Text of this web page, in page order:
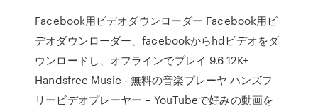
Facebook用ビデオダウンローダー Facebook用ビ
デオダウンローダー、facebookからhdビデオをダ
ウンロードし、オフラインでプレイ 9.6 12K+
Handsfree Music - 無料の音楽プレーヤ ハンズフ
リービデオプレーヤー – YouTubeで好みの動画を